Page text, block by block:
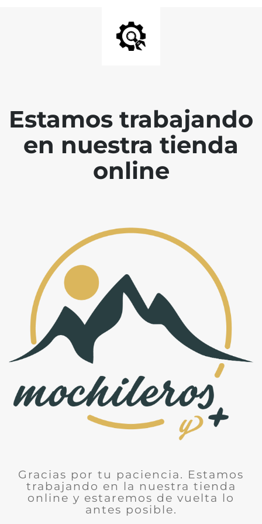
Estamos trabajando
en nuestra tienda
online
Gracias por tu paciencia. Estamos
trabajando en la nuestra tienda
online y estaremos de vuelta lo
antes posible.